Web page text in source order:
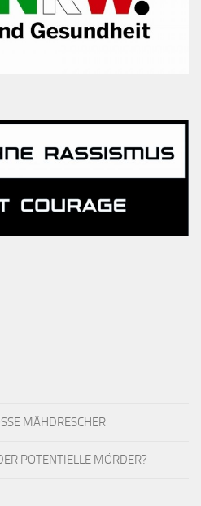
MÄHDRESCHER
POTENTIELLE MÖRDER?